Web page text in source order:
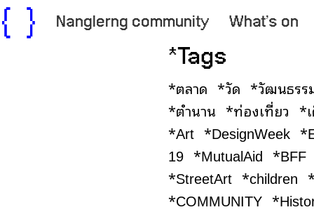
Nanglerng community What’s on
*Tags
*ตลาด *วัด *วัฒนธร
*ตำนาน *ท่องเที่ยว *
*Art *DesignWeek
19 *MutualAid *BFF
*StreetArt *children
*COMMUNITY